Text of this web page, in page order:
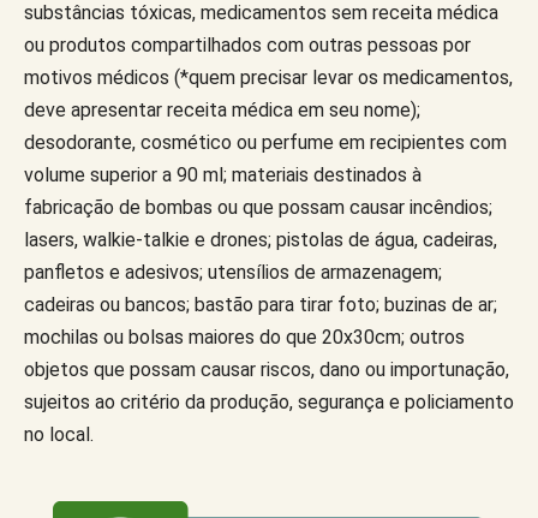
substâncias tóxicas, medicamentos sem receita médica
ou produtos compartilhados com outras pessoas por
motivos médicos (*quem precisar levar os medicamentos,
deve apresentar receita médica em seu nome);
desodorante, cosmético ou perfume em recipientes com
volume superior a 90 ml; materiais destinados à
fabricação de bombas ou que possam causar incêndios;
lasers, walkie-talkie e drones; pistolas de água, cadeiras,
panfletos e adesivos; utensílios de armazenagem;
cadeiras ou bancos; bastão para tirar foto; buzinas de ar;
mochilas ou bolsas maiores do que 20x30cm; outros
objetos que possam causar riscos, dano ou importunação,
sujeitos ao critério da produção, segurança e policiamento
no local.